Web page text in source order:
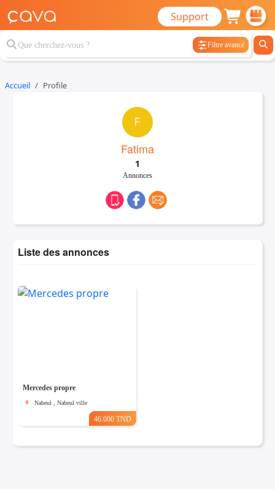
Support
Filtre avancé
Accueil Profile
F
Fatima
1
Annonces
Liste des annonces
Mercedes propre
Nabeul , Nabeul ville
46.000 TND